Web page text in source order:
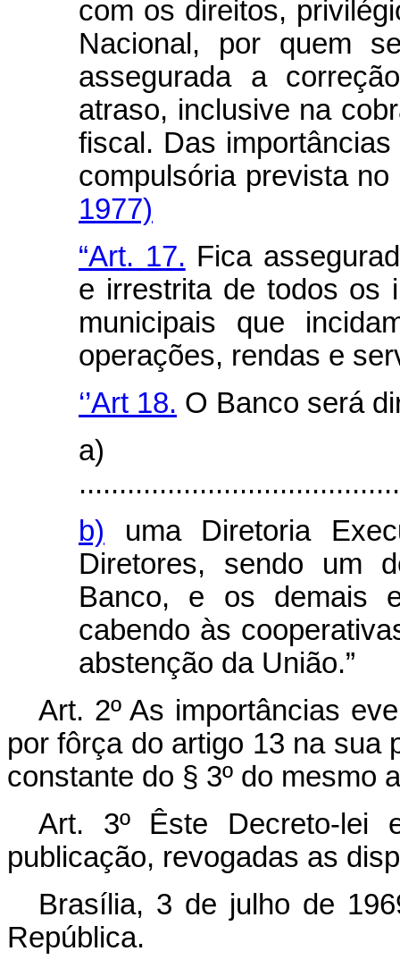
com os direitos,
Nacional, por quem
assegurada a
atraso, inclusive na
fiscal. Das
compulsória prevista
1977)
“Art. 17. Fica
e irrestrita de todos os
municipais que
operações, rendas e
‘’Art 18. O Banco será
a)
b) uma Diretoria
Diretores, sendo um
Banco, e os demais
cabendo às
abstenção da União.”
Art. 2º As importâncias
por fôrça do artigo 13 na sua
constante do § 3º do mesmo
Art. 3º Êste Decreto-lei
publicação, revogadas as
Brasília, 3 de julho de
República.